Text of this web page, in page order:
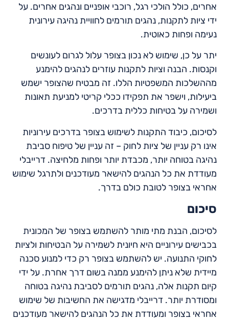
אחרים, כולל הולכי רגל, רוכבי אופניים ונהגים אחרים. על
ידי ציות לתקנות, נהגים תורמים לחוויית נהיגה עירונית
נעימה ופחות כאוטית.
יתר על כן, שימוש לא נכון בצופר עלול לגרום לעונשים
וקנסות. הבנה וציות לתקנות עוזרים לנהגים להימנע
מההשלכות המשפטיות הללו. זה מבטיח שהצופר ישמש
ביעילות, וישפר את תפקידו ככלי קריטי למניעת תאונות
ושמירה על בטיחות כללית בדרכים.
לסיכום, כיבוד התקנות לשימוש בצופר בדרכים עירוניות
אינו רק עניין של ציות לחוק – זה עניין של טיפוח סביבת
נהיגה בטוחה יותר, מכבדת יותר ופחות מלחיצה. דרייבלי
מעודדת את כל הנהגים להישאר מעודכנים ולתרגל שימוש
אחראי בצופר לטובת כולם בדרך.
סיכום
לסיכום, הבנת מתי מותר להשתמש בצופר של המכונית
בכבישים עירוניים היא חיונית לשמירה על הבטיחות ולציות
לחוקי התנועה. יש להשתמש בצופר רק כדי למנוע סכנה
מיידית שלא ניתן להימנע ממנה בשום דרך אחרת. על ידי
קיום תקנות אלה, נהגים תורמים לסביבת נהיגה בטוחה
ומסודרת יותר. דרייבלי מדגישה את החשיבות של שימוש
אחראי בצופר ומעודדת את כל הנהגים להישאר מעודכנים